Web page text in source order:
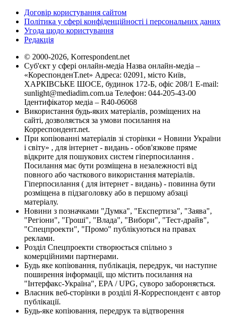
Договір користування сайтом
Політика у сфері конфіденційності і персональних даних
Угода щодо користування
Редакція
© 2000-2026, Korrespondent.net
Суб'єкт у сфері онлайн-медіа Назва онлайн-медіа –
«КореспонденТ.net» Адреса: 02091, місто Київ,
ХАРКІВСЬКЕ ШОСЕ, будинок 172-Б, офіс 208/1 E-mail:
sunlight@mediadim.com.ua Телефон: 044-205-43-00
Ідентифікатор медіа – R40-06068
Використання будь-яких матеріалів, розміщених на
сайті, дозволяється за умови посилання на
Корреспондент.net.
При копіюванні матеріалів зі сторінки « Новини України
і світу» , для інтернет - видань - обов'язкове пряме
відкрите для пошукових систем гіперпосилання .
Посилання має бути розміщена в незалежності від
повного або часткового використання матеріалів.
Гіперпосилання ( для інтернет - видань) - повинна бути
розміщена в підзаголовку або в першому абзаці
матеріалу.
Новини з позначками "Думка", "Експертиза", "Заява",
"Регіони", "Гроші", "Влада", "Вибори", "Тест-драйв",
"Спецпроекти", "Промо" публікуються на правах
реклами.
Розділ Спецпроекти створюється спільно з
комерційними партнерами.
Будь яке копіювання, публікація, передрук, чи наступне
поширення інформації, що містить посилання на
"Інтерфакс-Україна", EPA / UPG, суворо забороняється.
Власник веб-сторінки в розділі Я-Корреспондент є автор
публікації.
Будь-яке копіювання, передрук та відтворення